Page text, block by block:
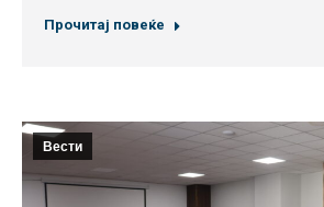
Прочитај повеќе
Вести